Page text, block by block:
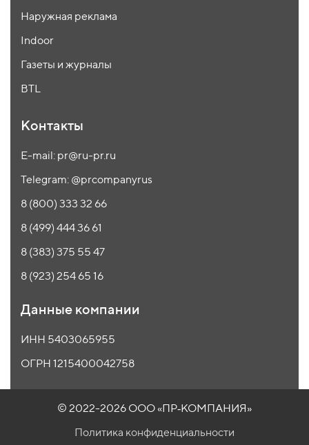
Наружная реклама
Indoor
Газеты и журналы
BTL
Контакты
E-mail: pr@ru-pr.ru
Telegram: @prcompanyrus
8 (800) 333 32 66
8 (499) 444 36 61
8 (383) 375 55 47
8 (923) 254 65 16
Данные компании
ИНН 5403065955
ОГРН 1215400042758
© 2022-2026 ООО «ПР‑КОМПАНИЯ»
Политика конфиденциальности